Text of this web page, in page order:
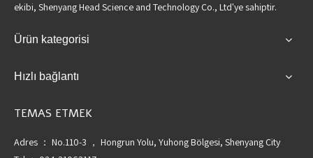
ekibi, Shenyang Head Science and Technology Co., Ltd'ye sahiptir.
Ürün kategorisi
Hızlı bağlantı
TEMAS ETMEK
Adres ： No.110-3 ， Hongrun Yolu, Yuhong Bölgesi, Shenyang City